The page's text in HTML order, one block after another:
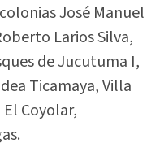
José Manuel
Larios Silva,
de Jucutuma I,
Ticamaya, Villa
Coyolar,